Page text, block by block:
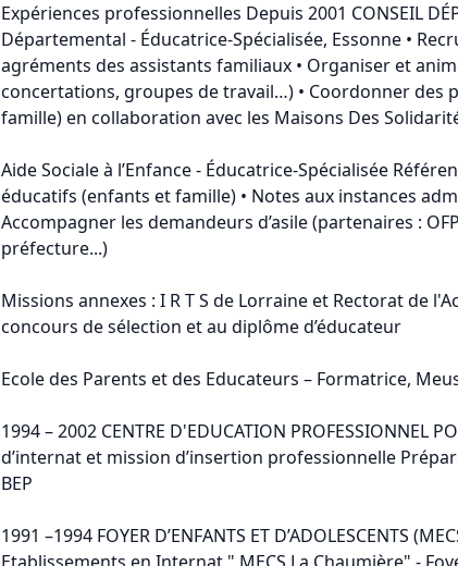
Expériences professionnelles Depuis 2001 CONSEIL
Départemental - Éducatrice-Spécialisée, Essonne •
agréments des assistants familiaux • Organiser et
concertations, groupes de travail…) • Coordonner des
famille) en collaboration avec les Maisons Des
Aide Sociale à l’Enfance - Éducatrice-Spécialisée
éducatifs (enfants et famille) • Notes aux instances
Accompagner les demandeurs d’asile (partenaires :
préfecture...)
Missions annexes : I R T S de Lorraine et Rectorat de
concours de sélection et au diplôme d’éducateur
Ecole des Parents et des Educateurs – Formatrice,
1994 – 2002 CENTRE D'EDUCATION PROFESSIONNEL
d’internat et mission d’insertion professionnelle
BEP
1991 –1994 FOYER D’ENFANTS ET D’ADOLESCENTS